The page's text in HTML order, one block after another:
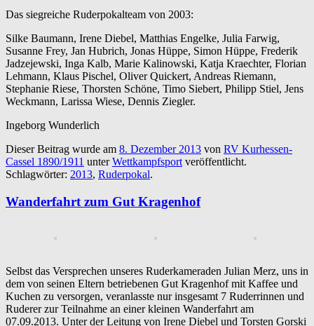
Das siegreiche Ruderpokalteam von 2003:
Silke Baumann, Irene Diebel, Matthias Engelke, Julia Farwig,
Susanne Frey, Jan Hubrich, Jonas Hüppe, Simon Hüppe, Frederik
Jadzejewski, Inga Kalb, Marie Kalinowski, Katja Kraechter, Florian
Lehmann, Klaus Pischel, Oliver Quickert, Andreas Riemann,
Stephanie Riese, Thorsten Schöne, Timo Siebert, Philipp Stiel, Jens
Weckmann, Larissa Wiese, Dennis Ziegler.
Ingeborg Wunderlich
Dieser Beitrag wurde am 8. Dezember 2013 von RV Kurhessen-
Cassel 1890/1911 unterWettkampfsportveröffentlicht.
Schlagwörter: 2013, Ruderpokal.
Wanderfahrt zum Gut Kragenhof
Selbst das Versprechen unseres Ruderkameraden Julian Merz, uns in
dem von seinen Eltern betriebenen Gut Kragenhof mit Kaffee und
Kuchen zu versorgen, veranlasste nur insgesamt 7 Ruderrinnen und
Ruderer zur Teilnahme an einer kleinen Wanderfahrt am
07.09.2013. Unter der Leitung von Irene Diebel und Torsten Gorski